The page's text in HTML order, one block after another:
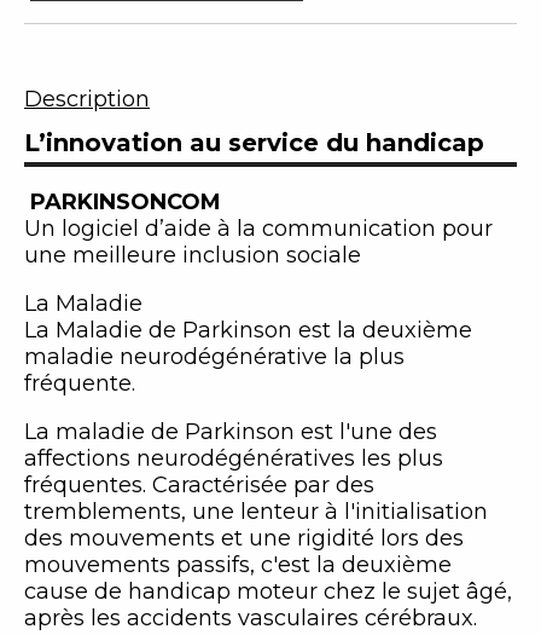
Description
L’innovation au service du handicap
PARKINSONCOM
Un logiciel d’aide à la communication pour
une meilleure inclusion sociale
La Maladie
La Maladie de Parkinson est la deuxième
maladie neurodégénérative la plus
fréquente.
La maladie de Parkinson est l'une des
affections neurodégénératives les plus
fréquentes. Caractérisée par des
tremblements, une lenteur à l'initialisation
des mouvements et une rigidité lors des
mouvements passifs, c'est la deuxième
cause de handicap moteur chez le sujet âgé,
après les accidents vasculaires cérébraux.